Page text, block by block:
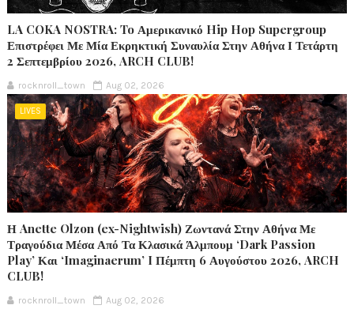
LA COKA NOSTRA: To Αμερικανικό Hip Hop Supergroup
Επιστρέφει Με Μία Εκρηκτική Συναυλία Στην Αθήνα Ι Τετάρτη
2 Σεπτεμβρίου 2026, ARCH CLUB!
rocknroll_town Aug 02, 2026
LIVES
Η Anette Olzon (ex-Nightwish) Ζωντανά Στην Αθήνα Με
Τραγούδια Μέσα Από Τα Κλασικά Άλμπουμ ‘Dark Passion
Play’ Και ‘Imaginaerum’ I Πέμπτη 6 Αυγούστου 2026, ARCH
CLUB!
rocknroll_town Aug 02, 2026